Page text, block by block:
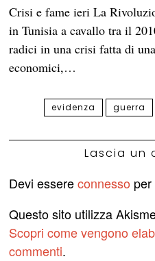
Crisi e fame ieri La
in Tunisia a cavallo tra il
radici in una crisi fatta di
economici,…
evidenza guerra
Lascia un
Devi essereconnesso
Questo sito utilizza
Scopri come vengono
commenti.